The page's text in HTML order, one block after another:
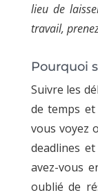
lieu de
travail,
Pourquoi
Suivre les
de temps et
vous voyez
deadlines
avez-vous
oublié de